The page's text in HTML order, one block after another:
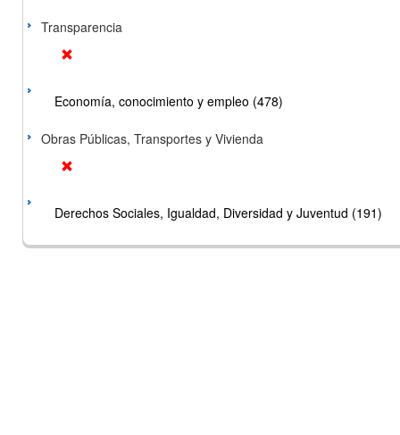
Transparencia
Economía, conocimiento y empleo (478)
Obras Públicas, Transportes y Vivienda
Derechos Sociales, Igualdad, Diversidad y Juventud (191)